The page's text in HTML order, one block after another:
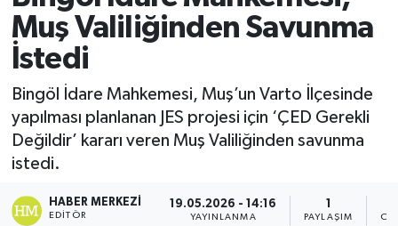
Muş Valiliğinden Savunma
İstedi
Bingöl İdare Mahkemesi, Muş’un Varto İlçesinde
yapılması planlanan JES projesi için ‘ÇED Gerekli
Değildir’ kararı veren Muş Valiliğinden savunma
istedi.
HABER MERKEZI
EDITÖR
19.05.2026 - 14:16
YAYINLANMA PAYLAŞIM
EĞİTİM
EKONOMİ
GENÇ
GÜNDEM
KARLIOVA
Bingöl Trafik Yoğunluk Haritası
Süper Lig Puan Durumu ve Fikstür
Tüm Manşetler
Son Dakika Haberleri
Haber Arşivi